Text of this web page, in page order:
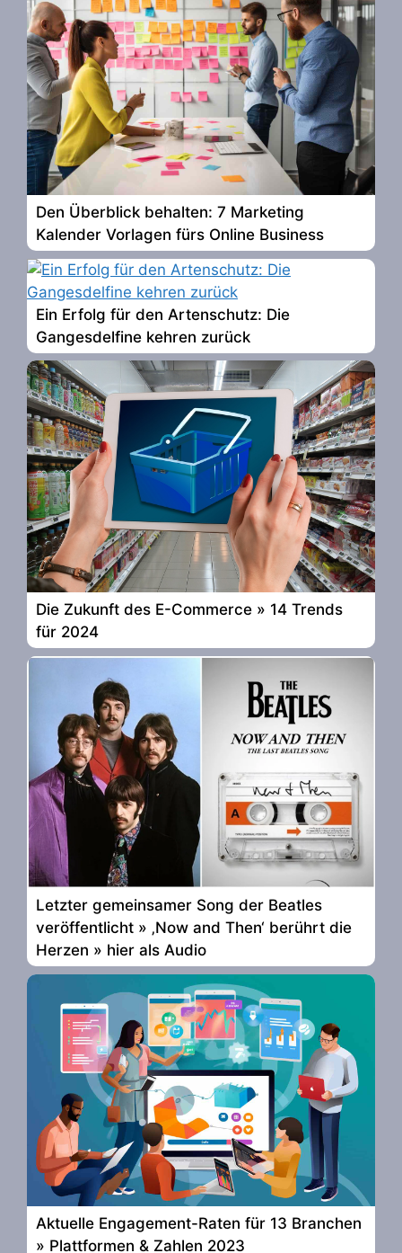
Den Überblick behalten: 7 Marketing
Kalender Vorlagen fürs Online Business
Ein Erfolg für den Artenschutz: Die
Gangesdelfine kehren zurück
Die Zukunft des E-Commerce » 14 Trends
für 2024
Letzter gemeinsamer Song der Beatles
veröffentlicht » ‚Now and Then‘ berührt die
Herzen » hier als Audio
Aktuelle Engagement-Raten für 13 Branchen
» Plattformen & Zahlen 2023